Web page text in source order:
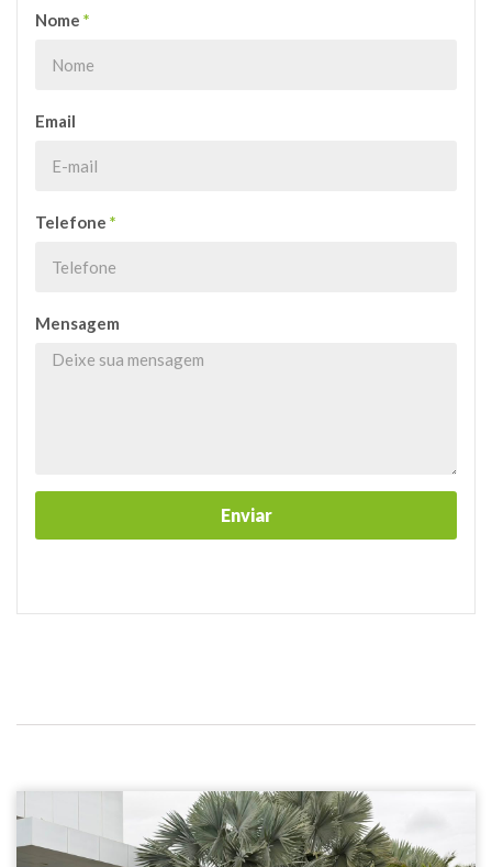
Nome *
Email
Telefone *
Mensagem